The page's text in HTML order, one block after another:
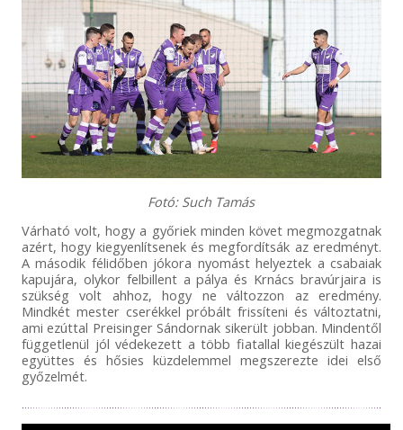
Fotó: Such Tamás
Várható volt, hogy a győriek minden követ megmozgatnak
azért, hogy kiegyenlítsenek és megfordítsák az eredményt.
A második félidőben jókora nyomást helyeztek a csabaiak
kapujára, olykor felbillent a pálya és Krnács bravúrjaira is
szükség volt ahhoz, hogy ne változzon az eredmény.
Mindkét mester cserékkel próbált frissíteni és változtatni,
ami ezúttal Preisinger Sándornak sikerült jobban. Mindentől
függetlenül jól védekezett a több fiatallal kiegészült hazai
együttes és hősies küzdelemmel megszerezte idei első
győzelmét.